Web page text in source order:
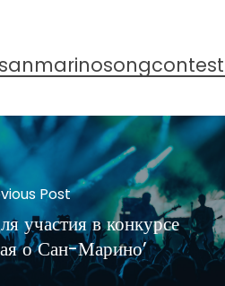
Post
участия в конкурсе
о Сан-Марино’